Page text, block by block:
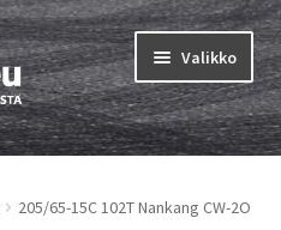
Valikko
205/65-15C 102T Nankang CW-2O